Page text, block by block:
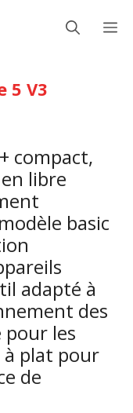
5 V3
compact,
libre
basic
adapté à
des
pour les
plat pour
de